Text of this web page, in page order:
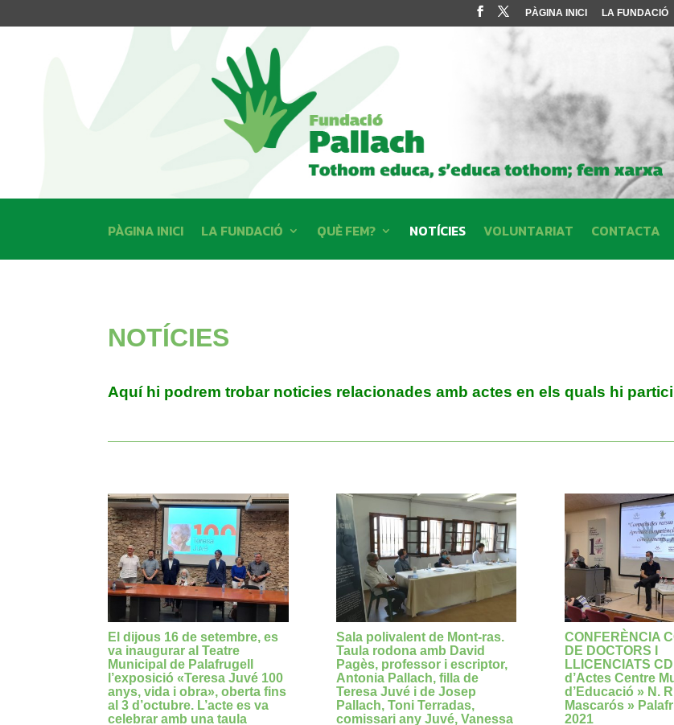
PÀGINA INICI LA FUNDACIÓ
PÀGINA INICI LA FUNDACIÓ QUÈ FEM? NOTÍCIES VOLUNTARIAT CONTACTA
NOTÍCIES
Aquí hi podrem trobar noticies relacionades amb actes en els quals hi
El dijous 16 de setembre, es
va inaugurar al Teatre
Municipal de Palafrugell
l’exposició «Teresa Juvé 100
anys, vida i obra», oberta fins
al 3 d’octubre. L’acte es va
celebrar amb una taula
Sala polivalent de Mont-ras.
Taula rodona amb David
Pagès, professor i escriptor,
Antonia Pallach, filla de
Teresa Juvé i de Josep
Pallach, Toni Terradas,
comissari any Juvé, Vanessa
CONFERÈNCIA
DE DOCTORS I
LLICENCIATS
d’Actes Centre
d’Educació » N.
Mascarós »
2021